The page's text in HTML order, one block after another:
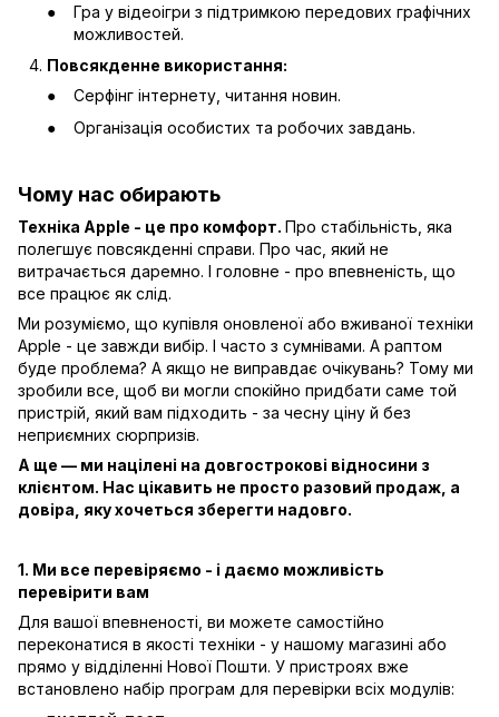
Гра у відеоігри з підтримкою передових графічних
можливостей.
Повсякденне використання:
Серфінг інтернету, читання новин.
Організація особистих та робочих завдань.
Чому нас обирають
Техніка Apple - це про комфорт. Про стабільність, яка
полегшує повсякденні справи. Про час, який не
витрачається даремно. І головне - про впевненість, що
все працює як слід.
Ми розуміємо, що купівля оновленої або вживаної техніки
Apple - це завжди вибір. І часто з сумнівами. А раптом
буде проблема? А якщо не виправдає очікувань? Тому ми
зробили все, щоб ви могли спокійно придбати саме той
пристрій, який вам підходить - за чесну ціну й без
неприємних сюрпризів.
А ще — ми націлені на довгострокові відносини з
клієнтом. Нас цікавить не просто разовий продаж, а
довіра, яку хочеться зберегти надовго.
1. Ми все перевіряємо - і даємо можливість
перевірити вам
Для вашої впевненості, ви можете самостійно
переконатися в якості техніки - у нашому магазині або
прямо у відділенні Нової Пошти. У пристроях вже
встановлено набір програм для перевірки всіх модулів: